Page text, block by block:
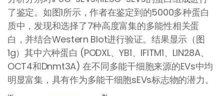
了鉴定。如图1所示，作者在鉴定到的5000多种蛋白
质中，发现和选择了7种高度富集的多能性相关蛋
白，并结合Western Blot进行验证。结果显示（图
1g）其中六种蛋白 (PODXL、YB1、IFITM1、LIN28A、
OCT4和Dnmt3A) 在不同多能干细胞来源的EVs中均
明显富集，具有作为多能干细胞sEVs标志物的潜力。